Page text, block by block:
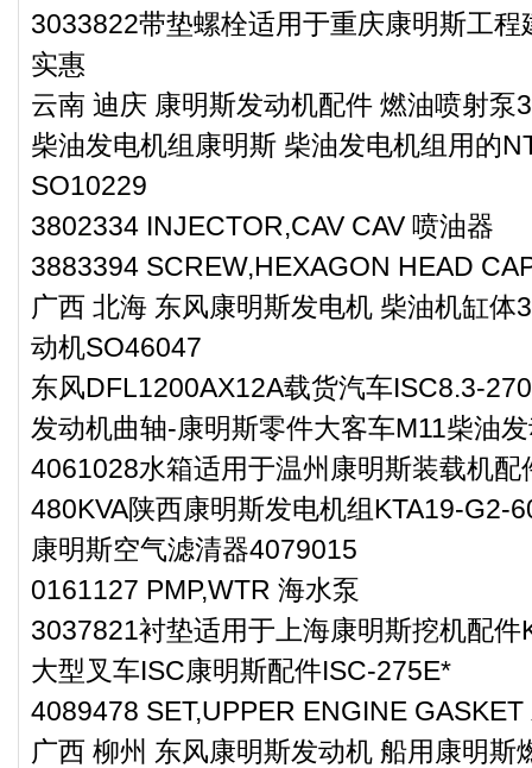
3033822带垫螺栓适用于重庆康明斯工
实惠
云南 迪庆 康明斯发动机配件 燃油喷射泵
柴油发电机组康明斯 柴油发电机组用的
SO10229
3802334 INJECTOR,CAV CAV 喷油器
3883394 SCREW,HEXAGON HEAD
广西 北海 东风康明斯发电机 柴油机缸体
动机SO46047
东风DFL1200AX12A载货汽车ISC8.3-
发动机曲轴-康明斯零件大客车M11柴油
4061028水箱适用于温州康明斯装载机配
480KVA陕西康明斯发电机组KTA19-G2-
康明斯空气滤清器4079015
0161127 PMP,WTR 海水泵
3037821衬垫适用于上海康明斯挖机配件
大型叉车ISC康明斯配件ISC-275E*
4089478 SET,UPPER ENGINE
广西 柳州 东风康明斯发动机 船用康明斯